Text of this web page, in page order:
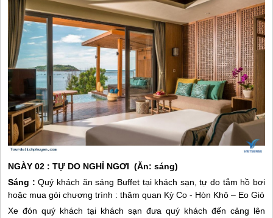
NGÀY 02 : TỰ DO NGHỈ NGƠI (Ăn: sáng)
Sáng :Quý khách ăn sáng Buffet tại khách sạn, tự do tắm hồ bơi
hoặc mua gói chương trình : thăm quan Kỳ Co - Hòn Khô – Eo Gió
Xe đón quý khách tại khách sạn đưa quý khách đến cảng lên